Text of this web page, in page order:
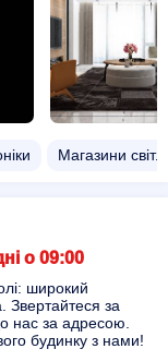
Магазини
о 09:00
широкий
Звертайтеся за
нас за адресою.
будинку з нами!